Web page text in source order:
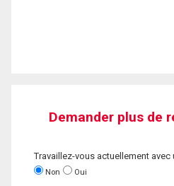
Demander plus de
Travaillez-vous actuellement avec
Non Oui